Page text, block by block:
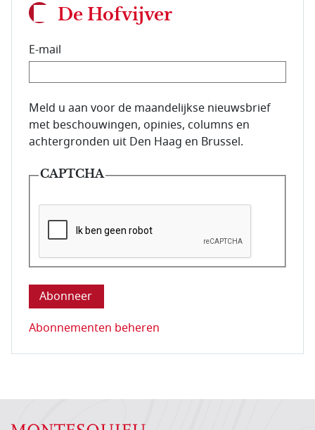
De Hofvijver
E-mail
E-mailadres van de abonnee.
Meld u aan voor de maandelijkse nieuwsbrief
met beschouwingen, opinies, columns en
achtergronden uit Den Haag en Brussel.
CAPTCHA
Deze vraag is om te controleren dat u een mens
Abonnementen beheren